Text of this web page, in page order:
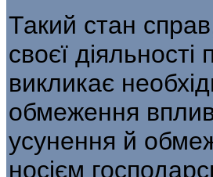
Такий стан
своєї
викликає
обмеження
усунення й
носієм